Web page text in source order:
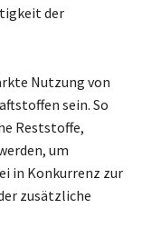
der
Nutzung von
sein. So
Reststoffe,
um
in Konkurrenz zur
zusätzliche